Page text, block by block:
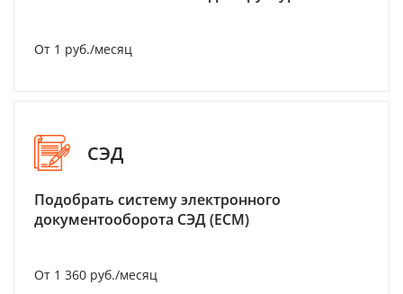
От 1 руб./месяц
СЭД
Подобрать систему электронного
документооборота СЭД (ECM)
От 1 360 руб./месяц